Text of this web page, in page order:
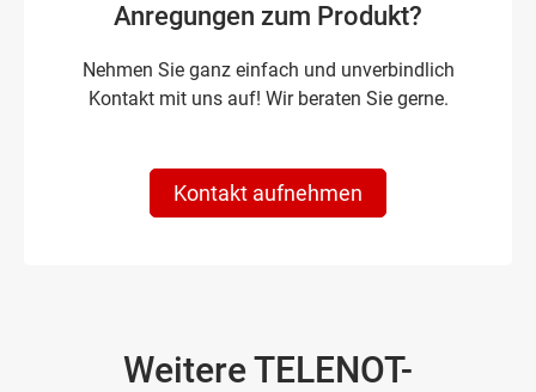
Anregungen zum Produkt?
Nehmen Sie ganz einfach und unverbindlich
Kontakt mit uns auf! Wir beraten Sie gerne.
Kontakt aufnehmen
Weitere TELENOT-